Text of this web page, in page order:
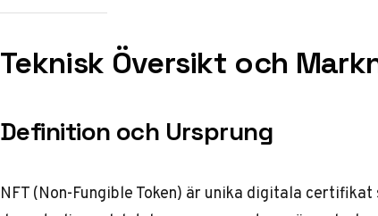
Teknisk Översikt och
Definition och Ursprung
NFT (Non-Fungible Token) är unika digitala